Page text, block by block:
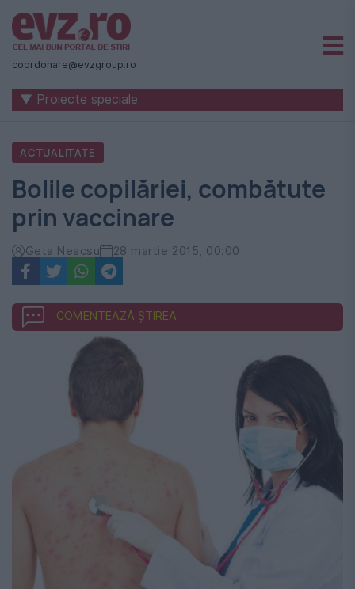
Știri
naționale
internaționale
România
-
Evenimentul
Zilei
coordonare@evzgroup.ro
▼ Proiecte speciale
ACTUALITATE
Bolile copilăriei, combătute
prin vaccinare
Geta Neacsu 28 martie 2015, 00:00
COMENTEAZĂ ȘTIREA